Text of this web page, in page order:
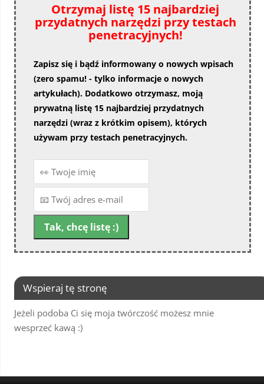
Otrzymaj listę 15 najbardziej
przydatnych narzędzi przy testach
penetracyjnych!
Zapisz się i bądź informowany o nowych wpisach
(zero spamu! - tylko informacje o nowych
artykułach). Dodatkowo otrzymasz, moją
prywatną listę 15 najbardziej przydatnych
narzędzi (wraz z krótkim opisem), których
używam przy testach penetracyjnych.
Wspieraj tę stronę
Jeżeli podoba Ci się moja twórczość możesz mnie
wesprzeć kawą :)